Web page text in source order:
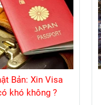
Bản: Xin Visa
khó không ?